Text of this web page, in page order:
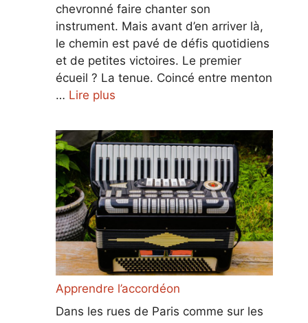
chevronné faire chanter son
instrument. Mais avant d’en arriver là,
le chemin est pavé de défis quotidiens
et de petites victoires. Le premier
écueil ? La tenue. Coincé entre menton
… Lire plus
Apprendre l’accordéon
Dans les rues de Paris comme sur les